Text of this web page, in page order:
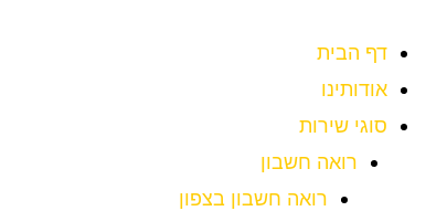
דף הבית
אודותינו
סוגי שירות
רואה חשבון
רואה חשבון בצפון